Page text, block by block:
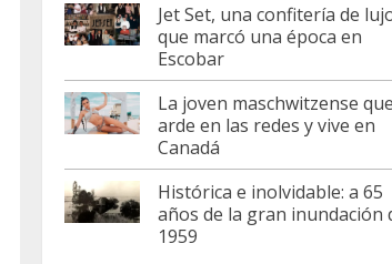
Jet Set, una confitería de
que marcó una época en
Escobar
La joven maschwitzense que
arde en las redes y vive en
Canadá
Histórica e inolvidable: a 65
años de la gran inundación
1959